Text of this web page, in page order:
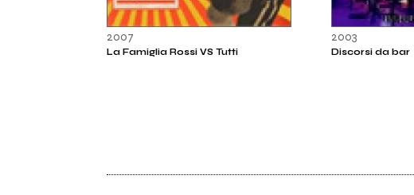
2007
La Famiglia Rossi VS Tutti
2003
Discorsi da bar